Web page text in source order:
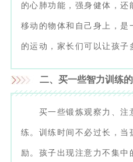
的心肺功能，强身健体，还
移动的物体和自己身上，是
的运动，家长们可以让孩子
二、买一些智力训练
买一些锻炼观察力、注
练。训练时间不必过长，当
励。孩子出现注意力不集中